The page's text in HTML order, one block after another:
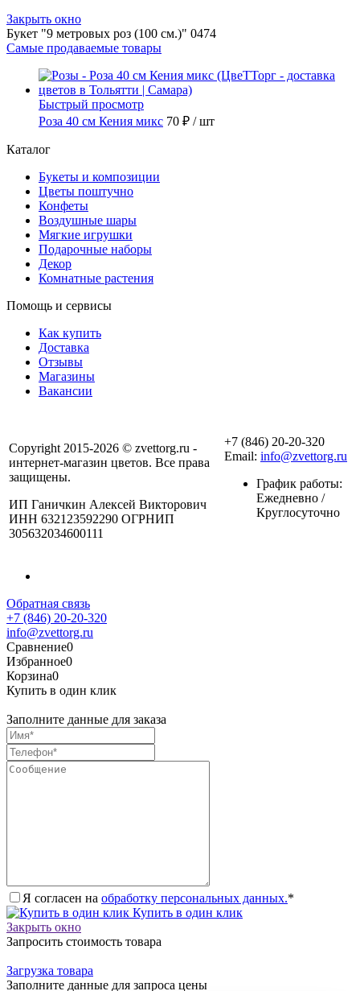
Закрыть окно
Букет "9 метровых роз (100 см.)" 0474
Самые продаваемые товары
Быстрый просмотр
Роза 40 см Кения микс 70 ₽ / шт
Каталог
Букеты и композиции
Цветы поштучно
Конфеты
Воздушные шары
Мягкие игрушки
Подарочные наборы
Декор
Комнатные растения
Помощь и сервисы
Как купить
Доставка
Отзывы
Магазины
Вакансии
Copyright 2015-2026 © zvettorg.ru -
интернет-магазин цветов. Все права
защищены.
ИП Ганичкин Алексей Викторович
ИНН 632123592290 ОГРНИП
305632034600111
+7 (846) 20-20-320
Email: info@zvettorg.ru
График работы:
Ежедневно /
Круглосуточно
Обратная связь
+7 (846) 20-20-320
info@zvettorg.ru
Сравнение0
Избранное0
Корзина0
Купить в один клик
Заполните данные для заказа
Я согласен на обработку персональных данных.*
Купить в один клик
Закрыть окно
Запросить стоимость товара
Загрузка товара
Заполните данные для запроса цены